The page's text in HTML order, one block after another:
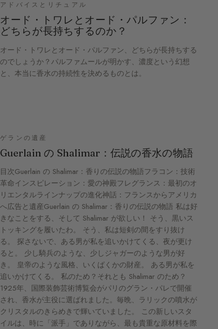
アドバイスとリチュアル
オード・トワレとオード・パルファン：
どちらが長持ちするのか？
オード・トワレとオード・パルファン、どちらが長持ちする
のでしょうか？パルファムールが明かす、濃度という幻想
と、本当に香水の持続性を決めるものとは。
ゲランの遺産
Guerlain の Shalimar：伝説の香水の物語
目次Guerlain の Shalimar：香りの伝説の物語フラコン：技術
革命インスピレーション：愛の神殿フレグランス：最初のオ
リエンタルラインナップの進化神話：フランスからアメリカ
へ広告と遺産Guerlain の Shalimar：香りの伝説の物語 私は好
きなことをする、そして Shalimar が欲しい！ そう、黒いス
トッキングを履いたわ。 そう、私は短剣の間をすり抜け
る。 探さないで、ある男が私を追いかけてくる、夜が更け
ると。 少し騎兵のような、少しジャガーのような男が好
き。 皇帝のような風格、いくばくかの財産。 ある男が私を
追いかけてくる。 私のため？それとも Shalimar のため？
1925年、国際装飾芸術博覧会がパリのグラン・パレで開催
され、香水が主役に選ばれました。毎晩、ラリックの噴水が
クリスタルのきらめきで輝いていました。 この新しいスタ
イルは、時に「派手」でありながら、最も貴重な原材料を際